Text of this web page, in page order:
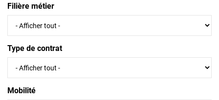
Filière métier
Type de contrat
Mobilité